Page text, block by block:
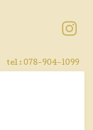
tel : 078-904-1099